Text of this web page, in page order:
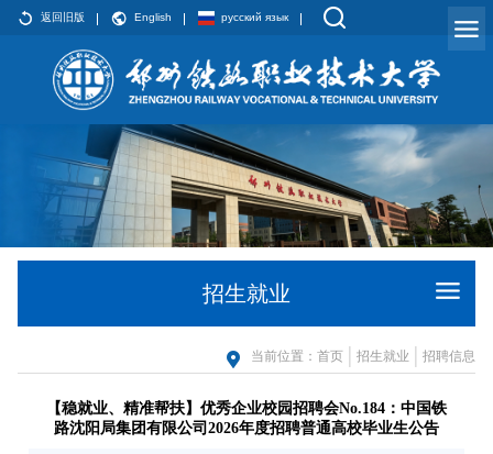
返回旧版 English русский язык
招生就业
当前位置： 首页 招生就业 招聘信息
【稳就业、精准帮扶】优秀企业校园招聘会No.184：中国铁
路沈阳局集团有限公司2026年度招聘普通高校毕业生公告